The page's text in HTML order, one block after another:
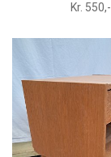
Kr. 550,-